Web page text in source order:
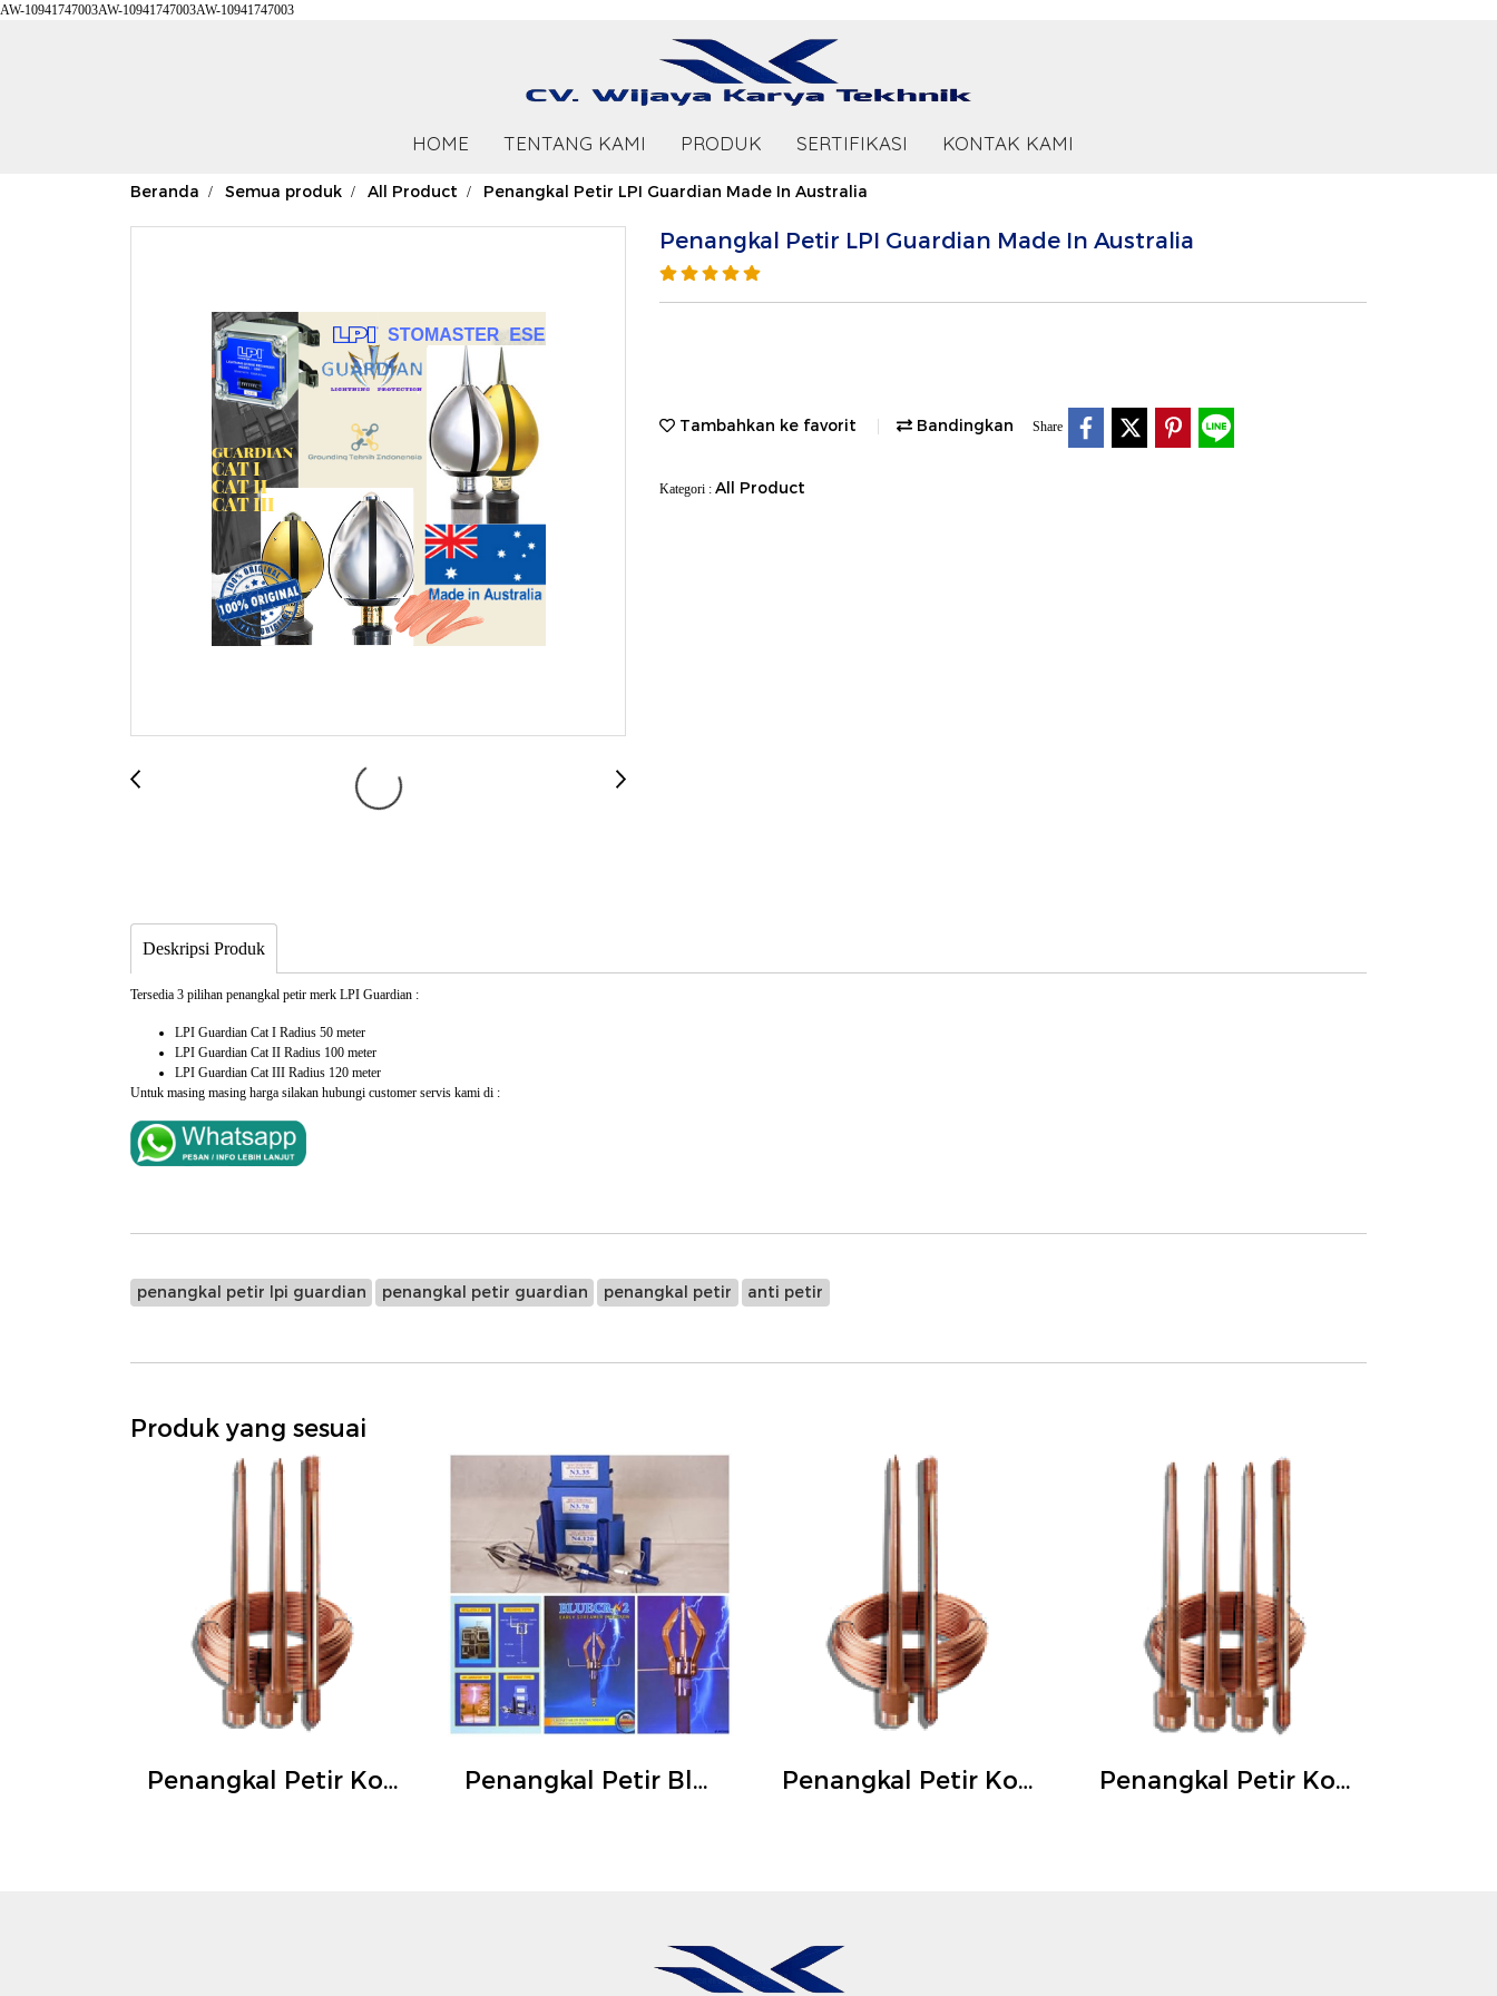
AW-10941747003AW-10941747003AW-10941747003
HOME TENTANG KAMI PRODUK SERTIFIKASI KONTAK KAMI
Beranda Semua produk All Product Penangkal Petir LPI Guardian Made In Australia
Penangkal Petir LPI Guardian Made In Australia
Tambahkan ke favorit Bandingkan Share
Kategori : All Product
Deskripsi Produk
Tersedia 3 pilihan penangkal petir merk LPI Guardian :
LPI Guardian Cat I Radius 50 meter
LPI Guardian Cat II Radius 100 meter
LPI Guardian Cat III Radius 120 meter
Untuk masing masing harga silakan hubungi customer servis kami di :
penangkal petir lpi guardian penangkal petir guardian penangkal petir anti petir
Produk yang sesuai
Penangkal Petir Konvensional 2 Tombak Atas Penangkal Petir Blue Current R-35 meter Penangkal Petir Konvensional 1 Tombak ATas Penangkal Petir Konvensional 3 Tombak Atas